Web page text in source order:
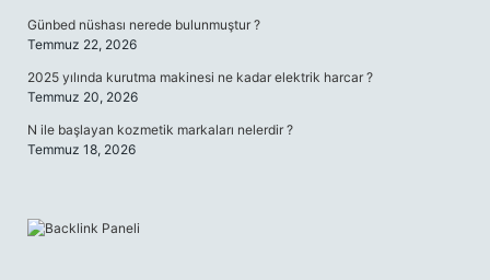
Günbed nüshası nerede bulunmuştur ?
Temmuz 22, 2026
2025 yılında kurutma makinesi ne kadar elektrik harcar ?
Temmuz 20, 2026
N ile başlayan kozmetik markaları nelerdir ?
Temmuz 18, 2026